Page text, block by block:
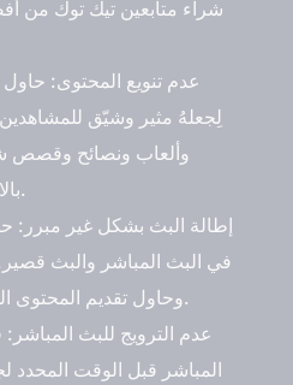
شراء متابعين تيك توك من
عدم تنويع المحتوى: حاول
لِجعلهُ مثير وشيّق
وألعاب ونصائح وقصص
بالانتباه وجذب جمهور متنوّع.
إطالة البث بشكل غير مبرر :
في البث المباشر والبث
وحاول تقديم المحتوى الهام بشكل مباشر ومنظّم.
عدم الترويج للبث المباشر :
المباشر قبل الوقت